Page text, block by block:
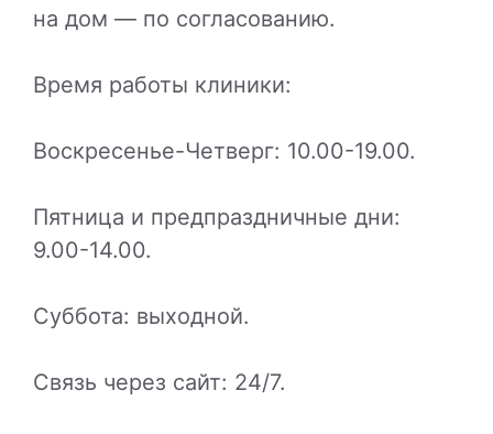
на дом — по согласованию.
Время работы клиники:
Воскресенье-Четверг: 10.00-19.00.
Пятница и предпраздничные дни:
9.00-14.00.
Суббота: выходной.
Связь через сайт: 24/7.